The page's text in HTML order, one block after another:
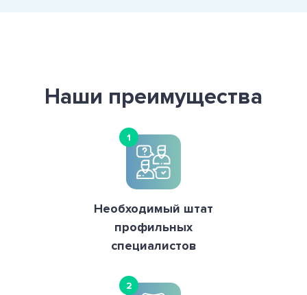
Наши преимущества
1
Необходимый штат
профильных
специалистов
2